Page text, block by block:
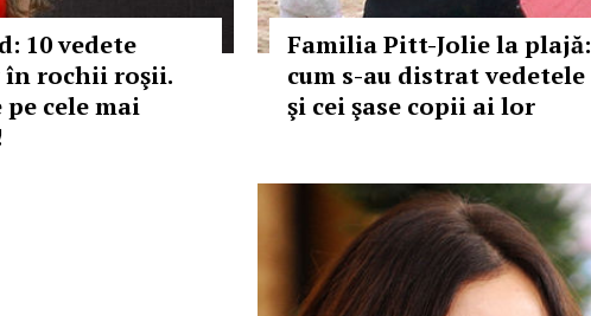
10 vedete
în rochii roşii.
cele mai
Familia Pitt-Jolie la plajă:
cum s-au distrat vedetele
şi cei şase copii ai lor